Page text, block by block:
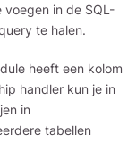
voegen in de SQL-
te halen.
heeft een kolom
handler kun je in
in
tabellen